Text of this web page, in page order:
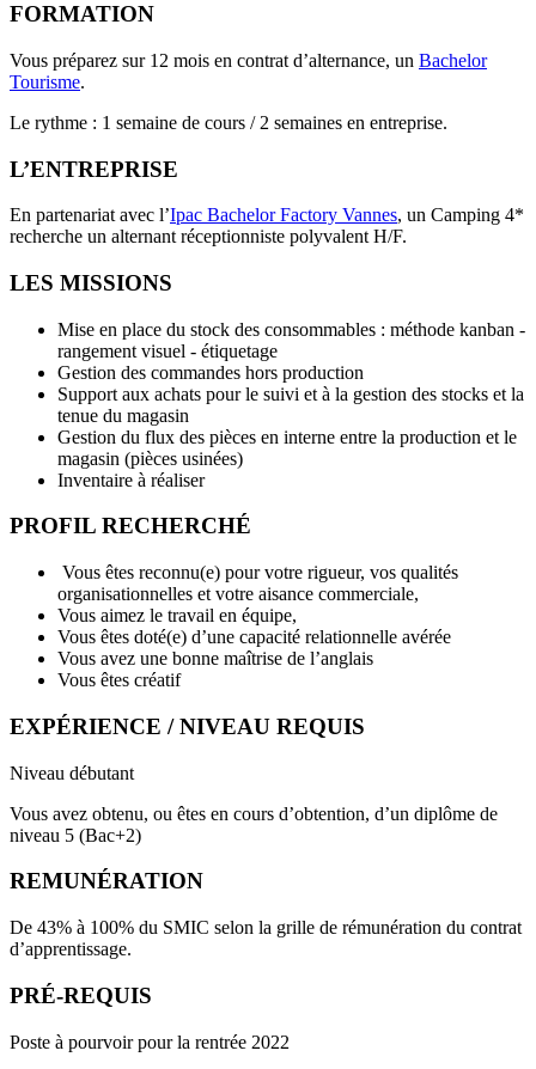
FORMATION
Vous préparez sur 12 mois en contrat d’alternance, un Bachelor
Tourisme.
Le rythme : 1 semaine de cours / 2 semaines en entreprise.
L’ENTREPRISE
En partenariat avec l’Ipac Bachelor Factory Vannes, un Camping 4*
recherche un alternant réceptionniste polyvalent H/F.
LES MISSIONS
Mise en place du stock des consommables : méthode kanban -
rangement visuel - étiquetage
Gestion des commandes hors production
Support aux achats pour le suivi et à la gestion des stocks et la
tenue du magasin
Gestion du flux des pièces en interne entre la production et le
magasin (pièces usinées)
Inventaire à réaliser
PROFIL RECHERCHÉ
Vous êtes reconnu(e) pour votre rigueur, vos qualités
organisationnelles et votre aisance commerciale,
Vous aimez le travail en équipe,
Vous êtes doté(e) d’une capacité relationnelle avérée
Vous avez une bonne maîtrise de l’anglais
Vous êtes créatif
EXPÉRIENCE / NIVEAU REQUIS
Niveau débutant
Vous avez obtenu, ou êtes en cours d’obtention, d’un diplôme de
niveau 5 (Bac+2)
REMUNÉRATION
De 43% à 100% du SMIC selon la grille de rémunération du contrat
d’apprentissage.
PRÉ-REQUIS
Poste à pourvoir pour la rentrée 2022